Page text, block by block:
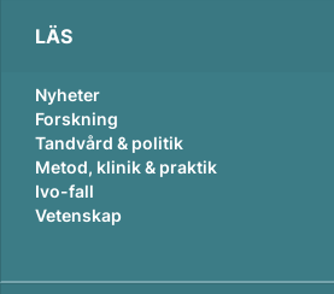
LÄS
Nyheter
Forskning
Tandvård & politik
Metod, klinik & praktik
Ivo-fall
Vetenskap